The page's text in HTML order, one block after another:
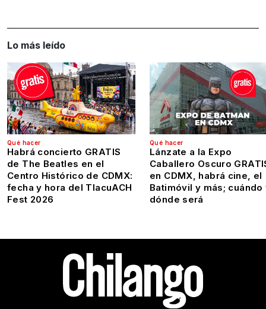
Lo más leído
Qué hacer
Habrá concierto GRATIS
de The Beatles en el
Centro Histórico de CDMX:
fecha y hora del TlacuACH
Fest 2026
Qué hacer
Lánzate a la Expo
Caballero Oscuro
en CDMX, habrá cine, el
Batimóvil y más; cuándo
dónde será